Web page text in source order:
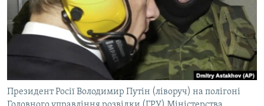
ДЕПОРТАЦІЯ
ВІДЕОУРОКИ «ELIFBE»
СВІДЧЕННЯ ОКУПАЦІЇ
УКРАЇНСЬКА ПРОБЛЕМА КРИМУ
ІНФОГРАФІКА
ЯК ОБІЙТИ БЛОКУВАННЯ
Русский
Qırımtatar
ДОЛУЧАЙСЯ!
Президент Росії Володимир Путін (ліворуч) на полігоні